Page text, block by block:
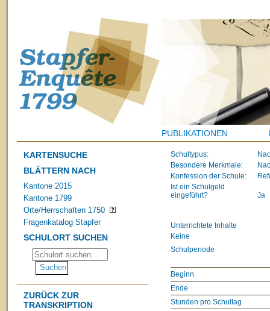
PUBLIKATIONEN
KARTENSUCHE
BLÄTTERN NACH
Kantone 2015
Kantone 1799
Orte/Herrschaften 1750
Fragenkatalog Stapfer
SCHULORT SUCHEN
ZURÜCK ZUR
TRANSKRIPTION
Schultypus:
Besondere Merkmale:
Konfession der Schule:
Ist ein Schulgeld
eingeführt?
Ja
Unterrichtete Inhalte
Keine
Schulperiode
Beginn
Ende
Stunden pro Schultag